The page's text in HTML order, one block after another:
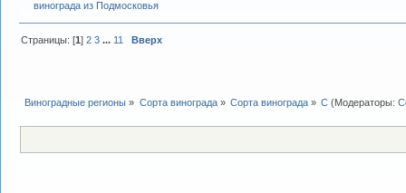
Страницы: [1]2 3 ... 11 Вверх
Виноградные регионы » Сорта винограда» Сорта винограда» С (Модераторы: